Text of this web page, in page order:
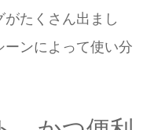
たくさん出まし
ンによって使い分